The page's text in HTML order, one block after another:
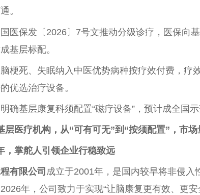
。
国医保发〔2026〕7号文推动分级诊疗，医保向
基层标配。
脑梗死、失眠纳入中医优势病种按疗效付费，疗
优选治疗设备。
明确基层康复科须配置“磁疗设备”，预计成全国示
层医疗机构，从“可有可无”到“按须配置”，市场
，掌舵人引领企业行稳致远
有限公司 成立于2001年，是国内较早将非侵入
年，公司致力于实现“让脑康复更有效、更安